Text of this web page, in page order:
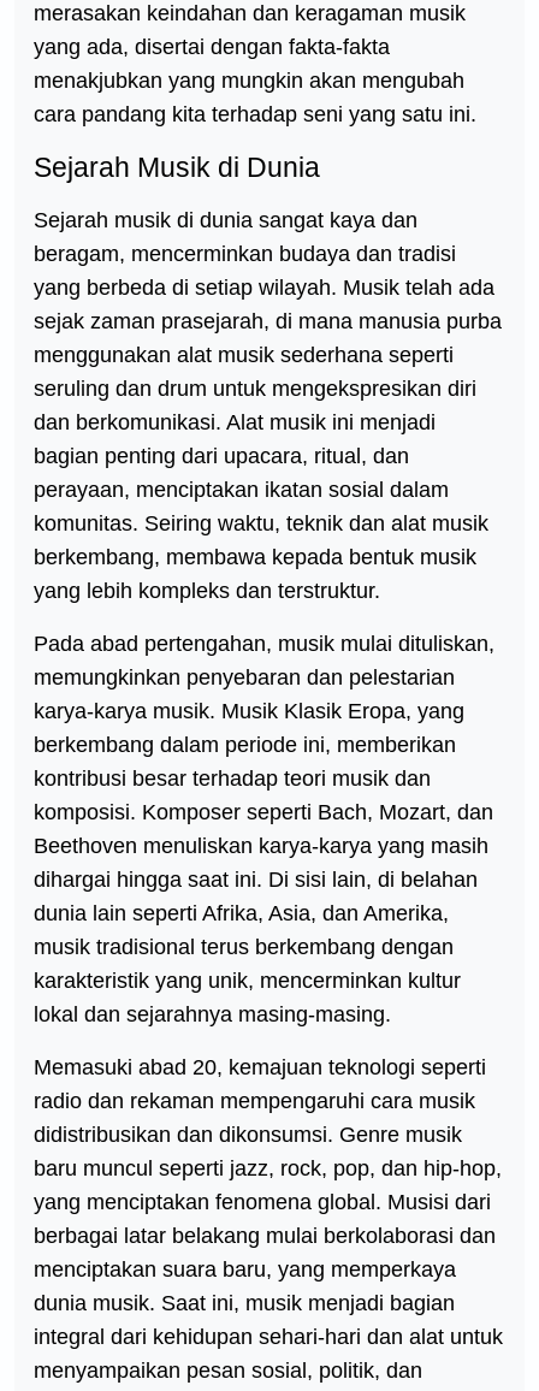
merasakan keindahan dan keragaman musik
yang ada, disertai dengan fakta-fakta
menakjubkan yang mungkin akan mengubah
cara pandang kita terhadap seni yang satu ini.
Sejarah Musik di Dunia
Sejarah musik di dunia sangat kaya dan
beragam, mencerminkan budaya dan tradisi
yang berbeda di setiap wilayah. Musik telah ada
sejak zaman prasejarah, di mana manusia purba
menggunakan alat musik sederhana seperti
seruling dan drum untuk mengekspresikan diri
dan berkomunikasi. Alat musik ini menjadi
bagian penting dari upacara, ritual, dan
perayaan, menciptakan ikatan sosial dalam
komunitas. Seiring waktu, teknik dan alat musik
berkembang, membawa kepada bentuk musik
yang lebih kompleks dan terstruktur.
Pada abad pertengahan, musik mulai dituliskan,
memungkinkan penyebaran dan pelestarian
karya-karya musik. Musik Klasik Eropa, yang
berkembang dalam periode ini, memberikan
kontribusi besar terhadap teori musik dan
komposisi. Komposer seperti Bach, Mozart, dan
Beethoven menuliskan karya-karya yang masih
dihargai hingga saat ini. Di sisi lain, di belahan
dunia lain seperti Afrika, Asia, dan Amerika,
musik tradisional terus berkembang dengan
karakteristik yang unik, mencerminkan kultur
lokal dan sejarahnya masing-masing.
Memasuki abad 20, kemajuan teknologi seperti
radio dan rekaman mempengaruhi cara musik
didistribusikan dan dikonsumsi. Genre musik
baru muncul seperti jazz, rock, pop, dan hip-hop,
yang menciptakan fenomena global. Musisi dari
berbagai latar belakang mulai berkolaborasi dan
menciptakan suara baru, yang memperkaya
dunia musik. Saat ini, musik menjadi bagian
integral dari kehidupan sehari-hari dan alat untuk
menyampaikan pesan sosial, politik, dan